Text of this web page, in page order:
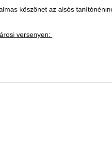
köszönet az alsós
versenyen: